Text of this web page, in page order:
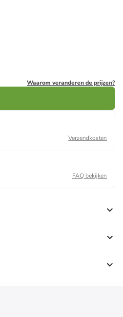
Waarom veranderen de prijzen?
Verzendkosten
FAQ bekijken